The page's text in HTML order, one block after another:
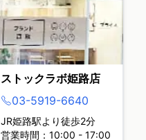
ストックラボ姫路店
03-5919-6640
JR姫路駅より徒歩2分
営業時間：10:00 - 17:00